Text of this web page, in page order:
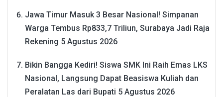
Jawa Timur Masuk 3 Besar Nasional! Simpanan
Warga Tembus Rp833,7 Triliun, Surabaya Jadi Raja
Rekening 5 Agustus 2026
Bikin Bangga Kediri! Siswa SMK Ini Raih Emas LKS
Nasional, Langsung Dapat Beasiswa Kuliah dan
Peralatan Las dari Bupati 5 Agustus 2026